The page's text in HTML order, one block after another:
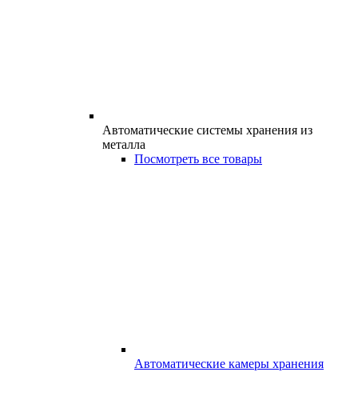
Автоматические системы хранения из
металла
Посмотреть все товары
Автоматические камеры хранения